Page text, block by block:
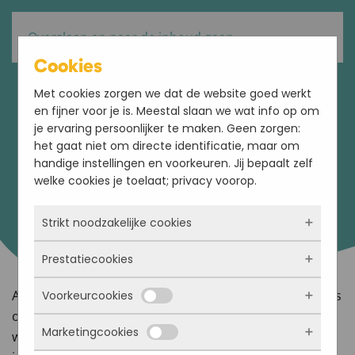
Overslaan en naar de inhoud gaan
Pegasus Events is
vernieuwd.
Als evenementenbureau weten we hoe belangrijk het is
om te blijven vernieuwen en inspireren. Daarom zijn
we trots om onze nieuwe huisstijl en website te
Cookies
Met cookies zorgen we dat de website goed werkt
en fijner voor je is. Meestal slaan we wat info op om
je ervaring persoonlijker te maken. Geen zorgen:
het gaat niet om directe identificatie, maar om
handige instellingen en voorkeuren. Jij bepaalt zelf
welke cookies je toelaat; privacy voorop.
Strikt noodzakelijke cookies
Deze cookies zorgen ervoor dat de website
überhaupt werkt. Ze zijn dus altijd actief en
kunnen niet worden uitgezet. Meestal worden
ze alleen geplaatst als jij iets doet, zoals
inloggen, een formulier invullen of je
Prestatiecookies
Met deze cookies zien we hoe vaak onze site
bezocht wordt, waar bezoekers vandaan
komen en welke pagina’s populair zijn. Zo
Voorkeurcookies
Deze cookies onthouden jouw voorkeuren.
Marketingcookies